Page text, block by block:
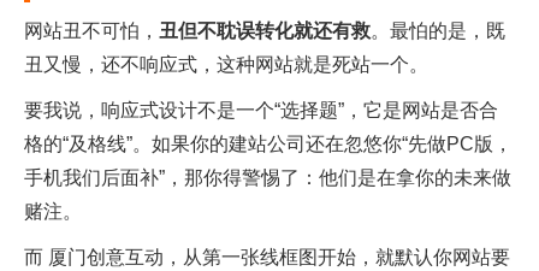
网站丑不可怕， 丑但不耽误转化就还有救。最怕的是，既
丑又慢，还不响应式，这种网站就是死站一个。
要我说，响应式设计不是一个“选择题”，它是网站是否合
格的“及格线”。如果你的建站公司还在忽悠你“先做PC版，
手机我们后面补”，那你得警惕了：他们是在拿你的未来做
赌注。
而 厦门创意互动 ，从第一张线框图开始，就默认你网站要